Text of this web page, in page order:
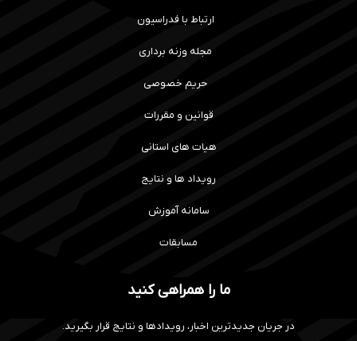
ارتباط با فدراسیون
مجله وزنه برداری
حریم خصوصی
قوانین و مقررات
هیات های استانی
رویداد ها و نتایج
سامانه آموزش
مسابقات
ما را همراهی کنید
در جریان جدیدترین اخبار، رویدادها و نتایج قرار بگیرید.